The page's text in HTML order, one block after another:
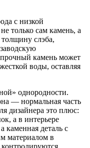
с низкой
только сам камень, а
толщину слэба,
камень может
воды, оставляя
однородности.
— нормальная часть
дизайнера это плюс:
а в интерьере
каменная деталь с
материалом в
контролируются